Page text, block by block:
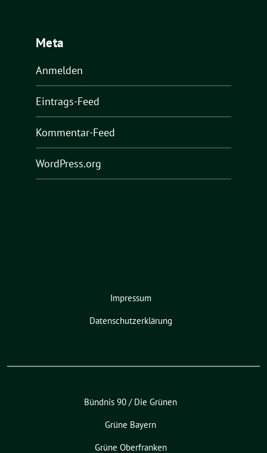
Meta
Anmelden
Eintrags-Feed
Kommentar-Feed
WordPress.org
Impressum
Datenschutzerklärung
Bündnis 90 / Die Grünen
Grüne Bayern
Grüne Oberfranken